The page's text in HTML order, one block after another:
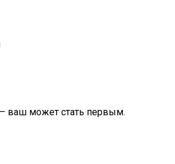
ваш может стать первым.